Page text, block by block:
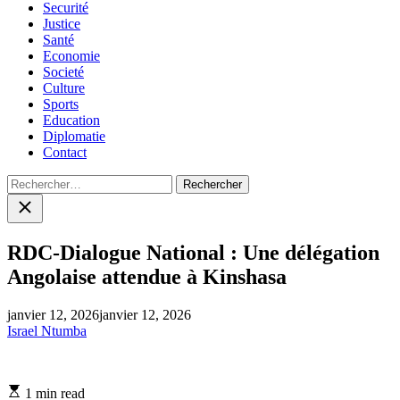
Securité
Justice
Santé
Economie
Societé
Culture
Sports
Education
Diplomatie
Contact
Rechercher :
Close
search
RDC-Dialogue National : Une délégation
Angolaise attendue à Kinshasa
janvier 12, 2026janvier 12, 2026
Israel Ntumba
Estimated
1 min read